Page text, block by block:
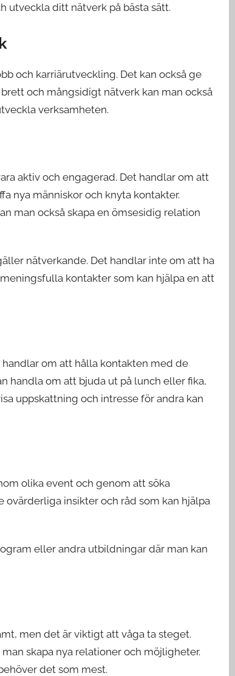
utveckla ditt nätverk på bästa sätt.
och karriärutveckling. Det kan också ge
och mångsidigt nätverk kan man också
verksamheten.
aktiv och engagerad. Det handlar om att
nya människor och knyta kontakter.
man också skapa en ömsesidig relation
nätverkande. Det handlar inte om att ha
kontakter som kan hjälpa en att
om att hålla kontakten med de
handla om att bjuda ut på lunch eller fika,
uppskattning och intresse för andra kan
olika event och genom att söka
insikter och råd som kan hjälpa
eller andra utbildningar där man kan
men det är viktigt att våga ta steget.
skapa nya relationer och möjligheter.
det som mest.